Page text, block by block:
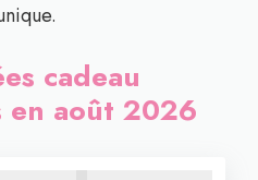
cadeau
en août 2026